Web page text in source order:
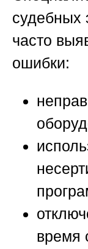
судебных
часто
ошибки:
время